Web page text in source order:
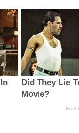
Did They Lie
Movie?